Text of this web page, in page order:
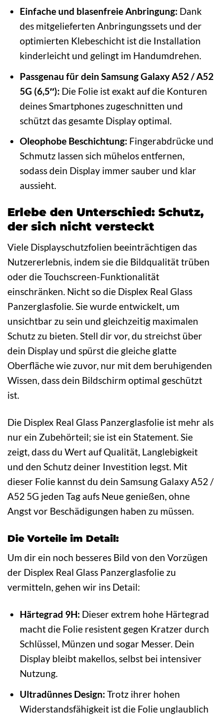
Einfache und blasenfreie Anbringung: Dank
des mitgelieferten Anbringungssets und der
optimierten Klebeschicht ist die Installation
kinderleicht und gelingt im Handumdrehen.
Passgenau für dein Samsung Galaxy A52 / A52
5G (6,5″): Die Folie ist exakt auf die Konturen
deines Smartphones zugeschnitten und
schützt das gesamte Display optimal.
Oleophobe Beschichtung: Fingerabdrücke und
Schmutz lassen sich mühelos entfernen,
sodass dein Display immer sauber und klar
aussieht.
Erlebe den Unterschied: Schutz,
der sich nicht versteckt
Viele Displayschutzfolien beeinträchtigen das
Nutzererlebnis, indem sie die Bildqualität trüben
oder die Touchscreen-Funktionalität
einschränken. Nicht so die Displex Real Glass
Panzerglasfolie. Sie wurde entwickelt, um
unsichtbar zu sein und gleichzeitig maximalen
Schutz zu bieten. Stell dir vor, du streichst über
dein Display und spürst die gleiche glatte
Oberfläche wie zuvor, nur mit dem beruhigenden
Wissen, dass dein Bildschirm optimal geschützt
ist.
Die Displex Real Glass Panzerglasfolie ist mehr als
nur ein Zubehörteil; sie ist ein Statement. Sie
zeigt, dass du Wert auf Qualität, Langlebigkeit
und den Schutz deiner Investition legst. Mit
dieser Folie kannst du dein Samsung Galaxy A52 /
A52 5G jeden Tag aufs Neue genießen, ohne
Angst vor Beschädigungen haben zu müssen.
Die Vorteile im Detail:
Um dir ein noch besseres Bild von den Vorzügen
der Displex Real Glass Panzerglasfolie zu
vermitteln, gehen wir ins Detail:
Härtegrad 9H: Dieser extrem hohe Härtegrad
macht die Folie resistent gegen Kratzer durch
Schlüssel, Münzen und sogar Messer. Dein
Display bleibt makellos, selbst bei intensiver
Nutzung.
Ultradünnes Design: Trotz ihrer hohen
Widerstandsfähigkeit ist die Folie unglaublich